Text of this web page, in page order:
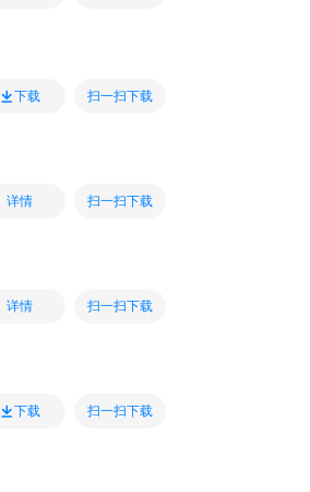
下载 扫一扫下载
详情 扫一扫下载
详情 扫一扫下载
下载 扫一扫下载